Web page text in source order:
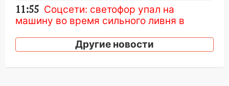
11:55 Соцсети: светофор упал на
машину во время сильного ливня в
11:00 В Ульяновской области люди в
Другие новости